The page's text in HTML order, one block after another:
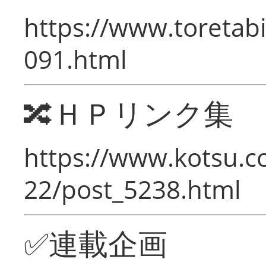
https://
091.html
🔀ＨＰリンク集
https://
22/post_5238.html
✅連載企画